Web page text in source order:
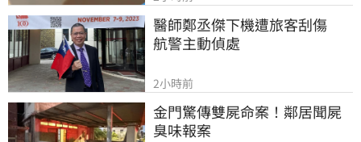
醫師鄭丞傑下機遭旅客刮傷
航警主動偵處
2小時前
金門驚傳雙屍命案！鄰居聞屍
臭味報案